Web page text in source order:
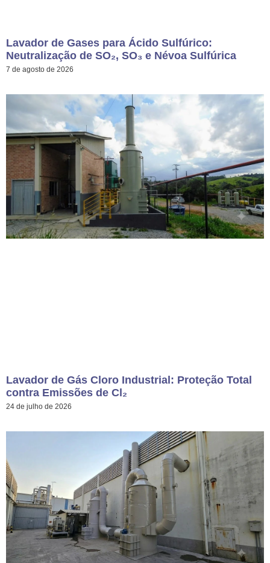
Lavador de Gases para Ácido Sulfúrico:
Neutralização de SO₂, SO₃ e Névoa Sulfúrica
7 de agosto de 2026
Lavador de Gás Cloro Industrial: Proteção Total
contra Emissões de Cl₂
24 de julho de 2026